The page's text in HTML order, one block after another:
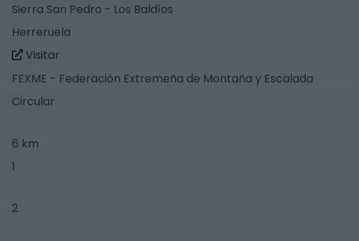
Sierra San Pedro - Los Baldíos
Herreruela
Visitar
FEXME - Federación Extremeña de Montaña y Escalada
Circular
6 km
1
2